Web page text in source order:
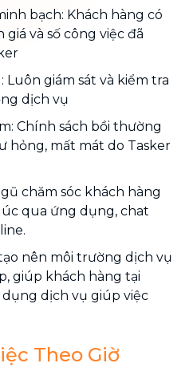
bạch: Khách hàng có
và số công việc đã
giám sát và kiểm tra
dịch vụ
Chính sách bồi thường
hỏng, mất mát do Tasker
chăm sóc khách hàng
qua ứng dụng, chat
nên môi trường dịch vụ
giúp khách hàng tại
dịch vụ giúp việc
Theo Giờ